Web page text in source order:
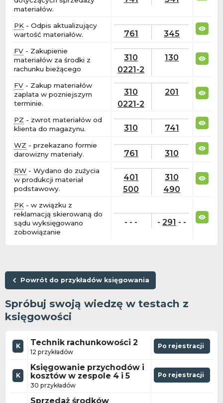
materiałów.
PK - Odpis aktualizujący
wartość materiałów.
761 345
FV - Zakupienie
materiałów za środki z
rachunku bieżącego
310
0221-2
130
FV - Zakup materiałów
zaplata w pozniejszym
terminie.
310
0221-2
201
PZ - zwrot materiałów od
klienta do magazynu.
310 741
WZ - przekazano formie
darowizny materiały.
761 310
RW - Wydano do zużycia
w produkcji materiał
podstawowy.
401
500
310
490
PK - w związku z
reklamacją skierowaną do
sądu wyksięgowano
zobowiązanie
- - - -291 - -
Powrót do przykładów księgowania
Spróbuj swoją wiedzę w testach z
księgowości
K Technik rachunkowości 2
12 przykładów
Po rejestracji
K
Księgowanie przychodów i
kosztów w zespole 4 i 5
30 przykładów
Po rejestracji
Sprzedaż środków